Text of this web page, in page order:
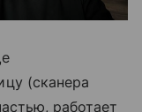
(сканера
работает